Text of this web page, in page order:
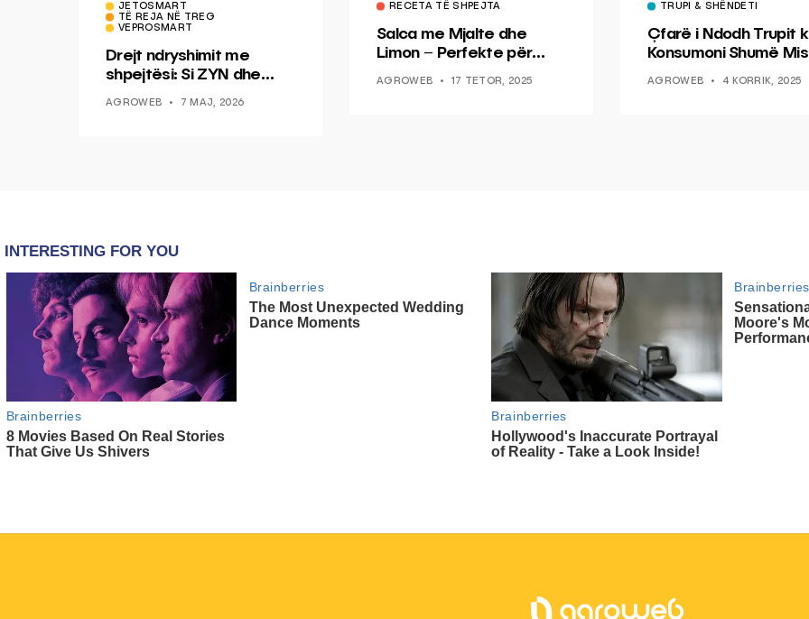
JETOSMART
TË REJA NË TREG
VEPROSMART
Drejt ndryshimit me
shpejtësi: Si ZYN dhe
epokë të re pa tym
AGROWEB 7 MAJ, 2026
RECETA TË SHPEJTA
Salca me Mjalte dhe
Limon – Perfekte për
AGROWEB 17 TETOR, 2025
TRUPI & SHËNDETI
Çfarë i Ndodh Trupit
Konsumoni Shumë
AGROWEB 4 KORRIK, 2025